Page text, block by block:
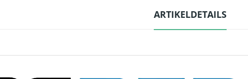
ARTIKELDETAILS